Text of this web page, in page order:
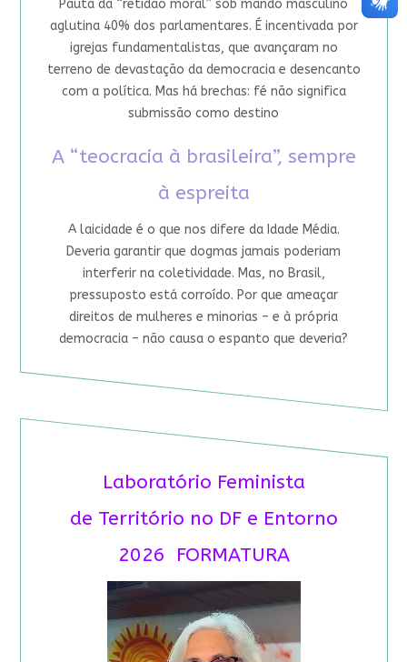
Pauta da “retidão moral” sob mando masculino
aglutina 40% dos parlamentares. É incentivada por
igrejas fundamentalistas, que avançaram no
terreno de devastação da democracia e desencanto
com a política. Mas há brechas: fé não significa
submissão como destino
A “teocracia à brasileira”, sempre
à espreita
A laicidade é o que nos difere da Idade Média.
Deveria garantir que dogmas jamais poderiam
interferir na coletividade. Mas, no Brasil,
pressuposto está corroído. Por que ameaçar
direitos de mulheres e minorias – e à própria
democracia – não causa o espanto que deveria?
Laboratório Feminista
de Território no DF e Entorno
2026 FORMATURA